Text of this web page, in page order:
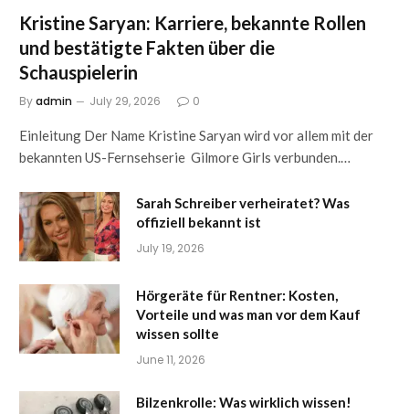
Kristine Saryan: Karriere, bekannte Rollen
und bestätigte Fakten über die
Schauspielerin
Byadmin July 29, 2026 0
Einleitung Der Name Kristine Saryan wird vor allem mit der
bekannten US-Fernsehserie Gilmore Girls verbunden.…
Sarah Schreiber verheiratet? Was
offiziell bekannt ist
July 19, 2026
Hörgeräte für Rentner: Kosten,
Vorteile und was man vor dem Kauf
wissen sollte
June 11, 2026
Bilzenkrolle: Was wirklich wissen!